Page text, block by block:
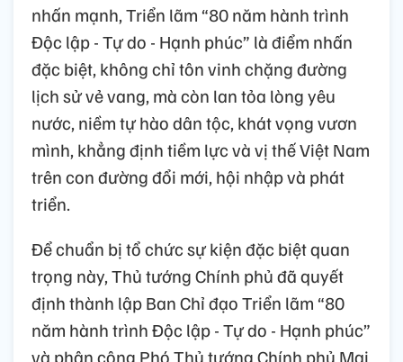
nhấn mạnh, Triển lãm “80 năm hành trình
Độc lập - Tự do - Hạnh phúc” là điểm nhấn
đặc biệt, không chỉ tôn vinh chặng đường
lịch sử vẻ vang, mà còn lan tỏa lòng yêu
nước, niềm tự hào dân tộc, khát vọng vươn
mình, khẳng định tiềm lực và vị thế Việt Nam
trên con đường đổi mới, hội nhập và phát
triển.
Để chuẩn bị tổ chức sự kiện đặc biệt quan
trọng này, Thủ tướng Chính phủ đã quyết
định thành lập Ban Chỉ đạo Triển lãm “80
năm hành trình Độc lập - Tự do - Hạnh phúc”
và phân công Phó Thủ tướng Chính phủ Mai